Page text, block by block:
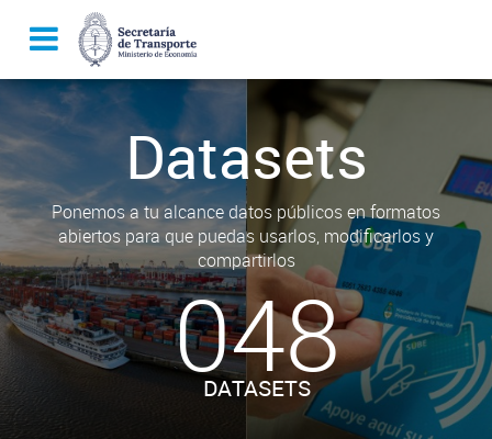
Datasets
Ponemos a tu alcance datos públicos en formatos
abiertos para que puedas usarlos, modificarlos y
compartirlos
048
DATASETS